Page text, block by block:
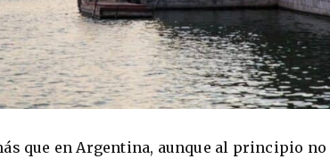
que en Argentina, aunque al principio no